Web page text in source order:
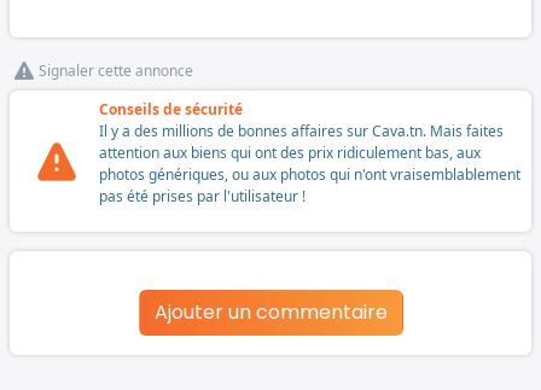
Signaler cette annonce
Conseils de sécurité
Il y a des millions de bonnes affaires sur Cava.tn. Mais faites
attention aux biens qui ont des prix ridiculement bas, aux
photos génériques, ou aux photos qui n'ont vraisemblablement
pas été prises par l'utilisateur !
Ajouter un commentaire